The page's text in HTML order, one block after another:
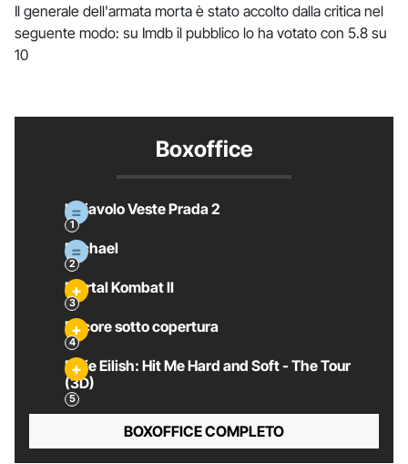
Il generale dell'armata morta è stato accolto dalla critica nel
seguente modo: su Imdb il pubblico lo ha votato con 5.8 su
10
Boxoffice
Il Diavolo Veste Prada 2
Michael
Mortal Kombat II
Pecore sotto copertura
Billie Eilish: Hit Me Hard and Soft - The Tour
(3D)
BOXOFFICE COMPLETO